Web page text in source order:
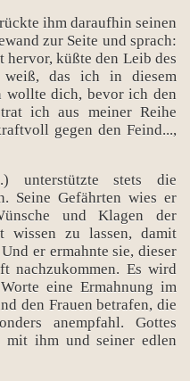
ihm daraufhin seinen
zur Seite und sprach:
küßte den Leib des
weiß, das ich in diesem
wollte dich, bevor ich den
ich aus meiner Reihe
gegen den Feind...,
unterstützte stets die
Seine Gefährten wies er
und Klagen der
wissen zu lassen, damit
er ermahnte sie, dieser
nachzukommen. Es wird
eine Ermahnung im
den Frauen betrafen, die
anempfahl. Gottes
mit ihm und seiner edlen